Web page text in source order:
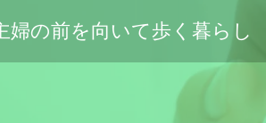
婦の前を向いて歩く暮らし